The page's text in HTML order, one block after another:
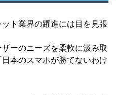
ト業界の躍進には目を見張
ーのニーズを柔軟に汲み取
本のスマホが勝てないわけ